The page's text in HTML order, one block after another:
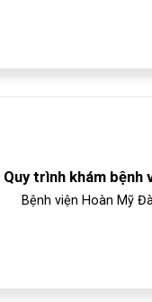
Quy trình khám bệnh
Bệnh viện Hoàn Mỹ